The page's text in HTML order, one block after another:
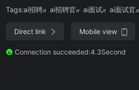
Tags:ai招聘 ai招聘官 ai面试 ai面试官
Direct link Mobile view
Connection succeeded:4.3Second